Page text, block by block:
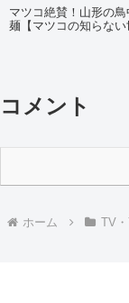
マツコ絶賛！山形の
麺【マツコの知らない
コメント
ホーム TV